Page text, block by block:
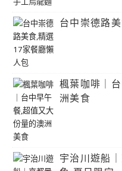
台中崇德路
楓葉咖啡｜
洲美食
宇治川遊船